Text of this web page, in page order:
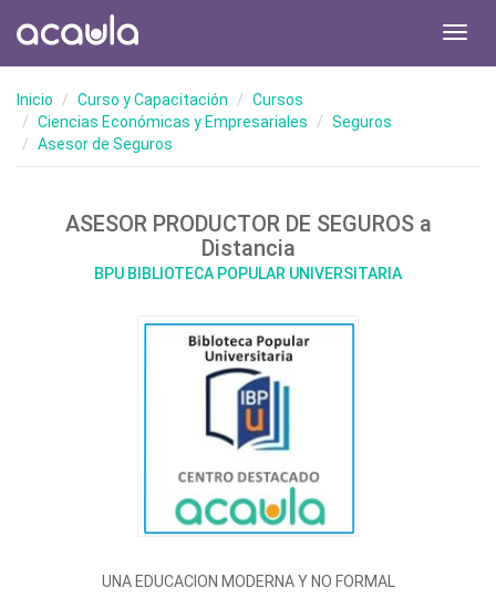
Inicio Curso y Capacitación
Cursos
Ciencias Económicas y Empresariales
Seguros
Asesor de Seguros
ASESOR PRODUCTOR DE SEGUROS a
Distancia
BPU BIBLIOTECA POPULAR UNIVERSITARIA
UNA EDUCACION MODERNA Y NO FORMAL